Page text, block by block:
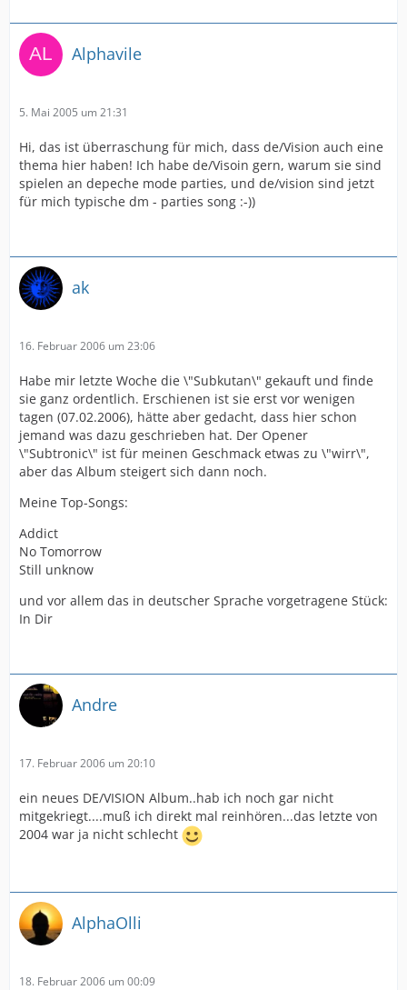
Alphavile
5. Mai 2005 um 21:31
Hi, das ist überraschung für mich, dass de/Vision auch eine
thema hier haben! Ich habe de/Visoin gern, warum sie sind
spielen an depeche mode parties, und de/vision sind jetzt
für mich typische dm - parties song :-))
ak
16. Februar 2006 um 23:06
Habe mir letzte Woche die \"Subkutan\" gekauft und finde
sie ganz ordentlich. Erschienen ist sie erst vor wenigen
tagen (07.02.2006), hätte aber gedacht, dass hier schon
jemand was dazu geschrieben hat. Der Opener
\"Subtronic\" ist für meinen Geschmack etwas zu \"wirr\",
aber das Album steigert sich dann noch.
Meine Top-Songs:
Addict
No Tomorrow
Still unknow
und vor allem das in deutscher Sprache vorgetragene Stück:
In Dir
Andre
17. Februar 2006 um 20:10
ein neues DE/VISION Album..hab ich noch gar nicht
mitgekriegt....muß ich direkt mal reinhören...das letzte von
2004 war ja nicht schlecht
AlphaOlli
18. Februar 2006 um 00:09